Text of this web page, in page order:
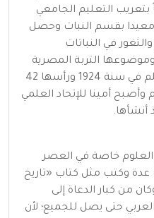
التعليم الجامعي
بقسم النبات وحصل
في النباتات
الصحراوية والدكتوراة عام 1931 وموضوعها التربة المصرية
كون مع زملائه مجلة رسالة العلم في سنة 1924 ورأسها 42
أمينا للإتحاد العلمي
أنشأها.
العلوم خاصة في العصر
وكتب مثل كتاب «تاريخ
من كبار الدعاة إلى
حتى يصل للجميع؛ لأن